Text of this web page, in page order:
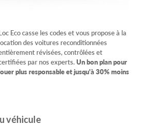
Eco casse les codes et vous propose à la
des voitures reconditionnées
révisées, contrôlées et
par nos experts.Un bon plan pour
plus responsable et jusqu'à 30% moins
véhicule